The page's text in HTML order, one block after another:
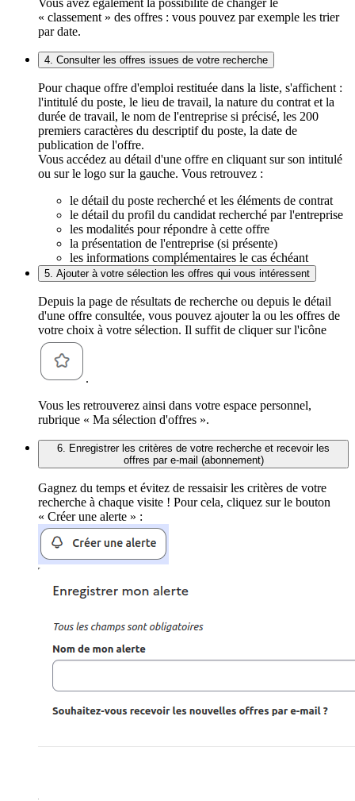
« classement » des offres : vous pouvez par exemple les trier
par date.
4. Consulter les offres issues de votre recherche
Pour chaque offre d'emploi restituée dans la liste, s'affichent :
l'intitulé du poste, le lieu de travail, la nature du contrat et la
durée de travail, le nom de l'entreprise si précisé, les 200
premiers caractères du descriptif du poste, la date de
publication de l'offre.
Vous accédez au détail d'une offre en cliquant sur son intitulé
ou sur le logo sur la gauche. Vous retrouvez :
le détail du poste recherché et les éléments de contrat
le détail du profil du candidat recherché par l'entreprise
les modalités pour répondre à cette offre
la présentation de l'entreprise (si présente)
les informations complémentaires le cas échéant
5. Ajouter à votre sélection les offres qui vous intéressent
Depuis la page de résultats de recherche ou depuis le détail
d'une offre consultée, vous pouvez ajouter la ou les offres de
votre choix à votre sélection. Il suffit de cliquer sur l'icône
.
Vous les retrouverez ainsi dans votre espace personnel,
rubrique « Ma sélection d'offres ».
6. Enregistrer les critères de votre recherche et recevoir les
offres par e-mail (abonnement)
Gagnez du temps et évitez de ressaisir les critères de votre
recherche à chaque visite ! Pour cela, cliquez sur le bouton
« Créer une alerte » :